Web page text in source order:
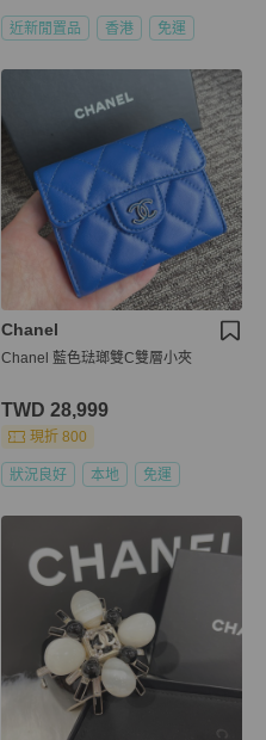
近新閒置品 香港 免運
Chanel
Chanel 藍色琺瑯雙C雙層小夾
TWD 28,999
現折 800
狀況良好 本地 免運